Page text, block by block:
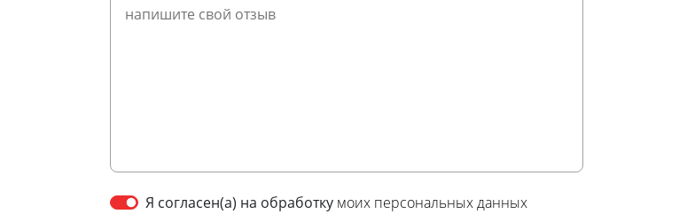
Я согласен(а) на обработку моих персональных данных